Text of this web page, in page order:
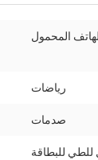
المحمول
رياضات
صدمات
للبطاقة